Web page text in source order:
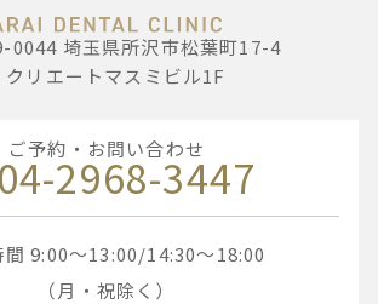
0044 埼玉県所沢市松葉町17-4
クリエートマスミビル1F
ご予約・お問い合わせ
04-2968-3447
間 9:00～13:00/14:30～18:00
（月・祝除く）